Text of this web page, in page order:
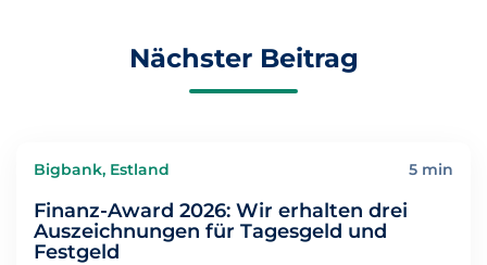
Nächster Beitrag
Bigbank, Estland 5 min
Finanz-Award 2026: Wir erhalten drei
Auszeichnungen für Tagesgeld und
Festgeld